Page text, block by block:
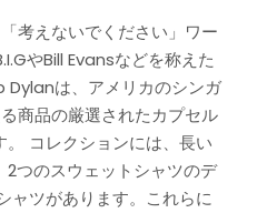
考えないでください」ワー
やBill Evansなどを称えた
は、アメリカのシンガ
商品の厳選されたカプセル
コレクションには、長い
つのスウェットシャツのデ
ャツがあります。これらに